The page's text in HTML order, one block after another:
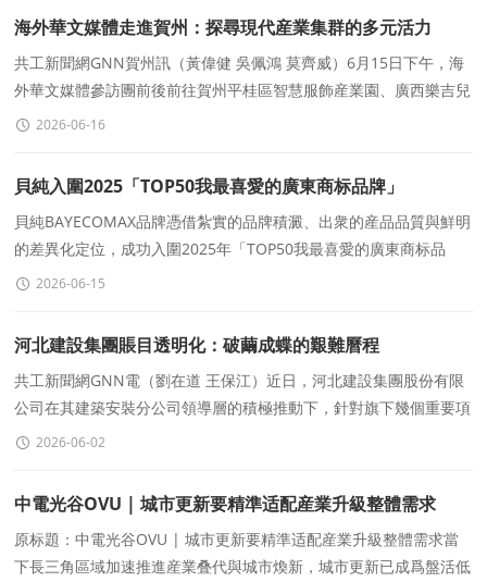
海外華文媒體走進賀州：探尋現代産業集群的多元活力
共工新聞網GNN賀州訊（黃偉健 吳佩鴻 莫齊威）6月15日下午，海
外華文媒體參訪團前後前往賀州平桂區智慧服飾産業園、廣西樂吉兒
玩具有限公司、金珠寶産業園、廣西東融石材
2026-06-16
貝純入圍2025「TOP50我最喜愛的廣東商标品牌」
貝純BAYECOMAX品牌憑借紮實的品牌積澱、出衆的産品品質與鮮明
的差異化定位，成功入圍2025年「TOP50我最喜愛的廣東商标品
牌」榜單，也是本次榜單裏唯一入選的家庭清潔洗滌品牌。
2026-06-15
河北建設集團賬目透明化：破繭成蝶的艱難曆程
共工新聞網GNN電（劉在道 王保江）近日，河北建設集團股份有限
公司在其建築安裝分公司領導層的積極推動下，針對旗下幾個重要項
目的賬目問題，展現出了前所未有的透明度和決心
2026-06-02
中電光谷OVU | 城市更新要精準适配産業升級整體需求
原标題：中電光谷OVU | 城市更新要精準适配産業升級整體需求當
下長三角區域加速推進産業叠代與城市煥新，城市更新已成爲盤活低